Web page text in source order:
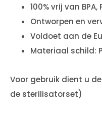
100% vrij van
Ontworpen en
Voldoet aan de
Materiaal schild:
Voor gebruik dient u
de sterilisatorset)